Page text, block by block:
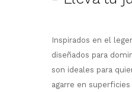
Inspirados en el
diseñados para
son ideales para
agarre en